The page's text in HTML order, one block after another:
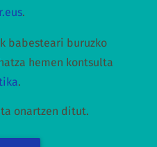
.
babesteari buruzko
hemen kontsulta
.
onartzen ditut.